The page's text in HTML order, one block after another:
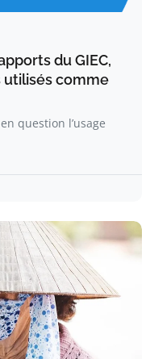
du GIEC,
utilisés comme
question l’usage